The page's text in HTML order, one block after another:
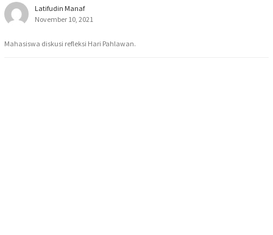
Latifudin Manaf
November 10, 2021
Mahasiswa diskusi refleksi Hari Pahlawan.